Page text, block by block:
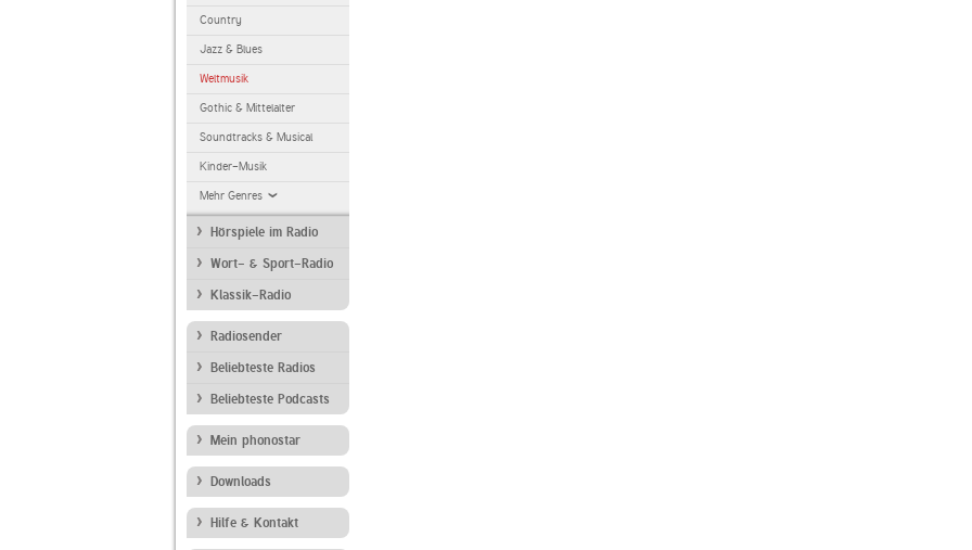
Country
Jazz & Blues
Weltmusik
Gothic & Mittelalter
Soundtracks & Musical
Kinder-Musik
Mehr Genres
Hörspiele im Radio
Wort- & Sport-Radio
Klassik-Radio
Radiosender
Beliebteste Radios
Beliebteste Podcasts
Mein phonostar
Downloads
Hilfe & Kontakt